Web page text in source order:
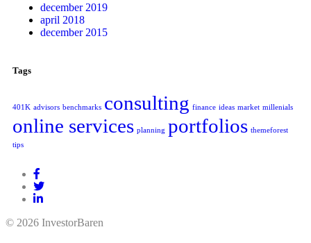
december 2019
april 2018
december 2015
Tags
401K advisors benchmarks consulting finance ideas market millenials
online services planning portfolios themeforest
tips
© 2026 InvestorBaren